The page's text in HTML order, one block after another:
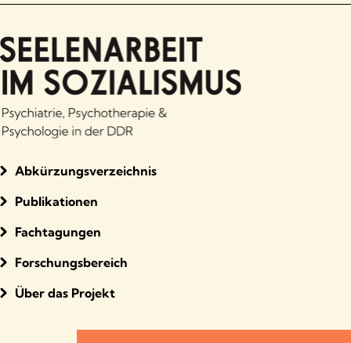
Abkürzungsverzeichnis
Publikationen
Fachtagungen
Forschungsbereich
Über das Projekt